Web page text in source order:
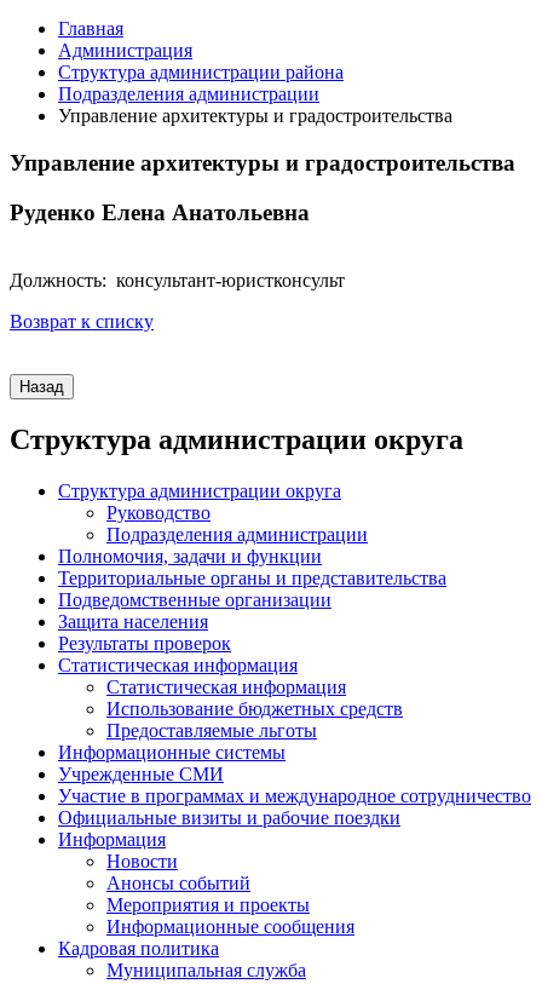
Главная
Администрация
Структура администрации района
Подразделения администрации
Управление архитектуры и градостроительства
Управление архитектуры и градостроительства
Руденко Елена Анатольевна
Должность: консультант-юристконсульт
Возврат к списку
Структура администрации округа
Структура администрации округа
Руководство
Подразделения администрации
Полномочия, задачи и функции
Территориальные органы и представительства
Подведомственные организации
Защита населения
Результаты проверок
Статистическая информация
Статистическая информация
Использование бюджетных средств
Предоставляемые льготы
Информационные системы
Учрежденные СМИ
Участие в программах и международное сотрудничество
Официальные визиты и рабочие поездки
Информация
Новости
Анонсы событий
Мероприятия и проекты
Информационные сообщения
Кадровая политика
Муниципальная служба